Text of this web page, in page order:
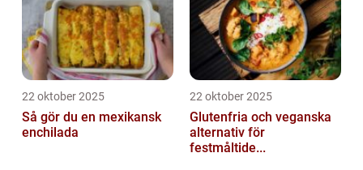
22 oktober 2025
Så gör du en mexikansk
enchilada
22 oktober 2025
Glutenfria och veganska
alternativ för
festmåltide...